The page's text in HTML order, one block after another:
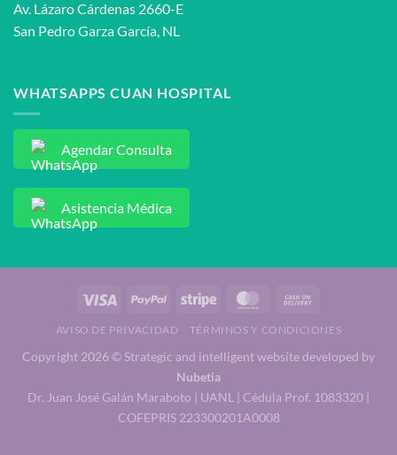
Av. Lázaro Cárdenas 2660-E
San Pedro Garza García, NL
WHATSAPPS CUAN HOSPITAL
Agendar Consulta
Asistencia Médica
AVISO DE PRIVACIDAD TÉRMINOS Y CONDICIONES
Copyright 2026 © Strategic and intelligent website developed by
Nubetia
Dr. Juan José Galán Maraboto | UANL | Cédula Prof. 1083320 |
COFEPRIS 223300201A0008